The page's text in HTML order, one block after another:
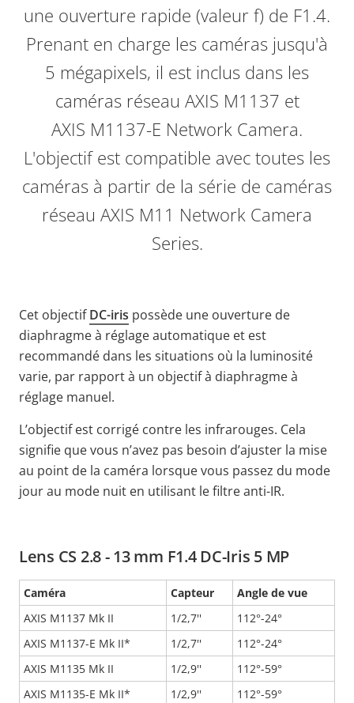
une ouverture rapide (valeur f) de F1.4.
Prenant en charge les caméras jusqu'à
5 mégapixels, il est inclus dans les
caméras réseau AXIS M1137 et
AXIS M1137-E Network Camera.
L'objectif est compatible avec toutes les
caméras à partir de la série de caméras
réseau AXIS M11 Network Camera
Series.
Cet objectifDC-iris possède une ouverture de
diaphragme à réglage automatique et est
recommandé dans les situations où la luminosité
varie, par rapport à un objectif à diaphragme à
réglage manuel.
L’objectif est corrigé contre les infrarouges. Cela
signifie que vous n’avez pas besoin d’ajuster la mise
au point de la caméra lorsque vous passez du mode
jour au mode nuit en utilisant le filtre anti-IR.
Lens CS 2.8 - 13 mm F1.4 DC-Iris 5 MP
Caméra Capteur
Angle de vue
AXIS M1137 Mk II
1/2,7''
112°-24°
AXIS M1137-E Mk II*
1/2,7''
112°-24°
AXIS M1135 Mk II
1/2,9''
112°-59°
AXIS M1135-E Mk II*
1/2,9''
112°-59°